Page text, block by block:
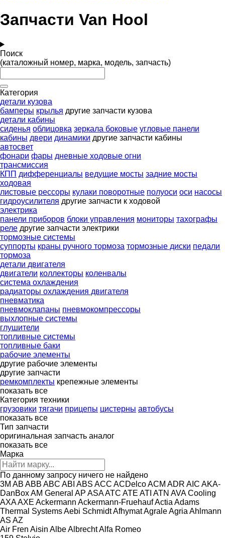
Запчасти Van Hool
Поиск
(каталожный номер, марка, модель, запчасть)
Категория
детали кузова
бамперы крылья другие запчасти кузова
детали кабины
сиденья облицовка зеркала боковые угловые панели
кабины двери динамики другие запчасти кабины
автосвет
фонари фары дневные ходовые огни
трансмиссия
КПП дифференциалы ведущие мосты задние мосты
ходовая
листовые рессоры кулаки поворотные полуоси оси насосы
гидроусилителя другие запчасти к ходовой
электрика
панели приборов блоки управления мониторы тахографы
реле другие запчасти электрики
тормозные системы
суппорты краны ручного тормоза тормозные диски педали
тормоза
детали двигателя
двигатели коллекторы коленвалы
система охлаждения
радиаторы охлаждения двигателя
пневматика
пневмоклапаны пневмокомпрессоры
выхлопные системы
глушители
топливные системы
топливные баки
рабочие элементы
другие рабочие элементы
другие запчасти
ремкомплекты крепежные элементы
показать все
Категория техники
грузовики тягачи прицепы цистерны автобусы
показать все
Тип запчасти
оригинальная запчасть аналог
показать все
Марка
По данному запросу ничего не найдено
3M AB ABB ABC ABI ABS ACC ACDelcoACM ADR AIC AKA-
DanBoxAM General AP ASAATC ATE ATI ATN AVA Cooling
AXAAXE Ackermann Ackermann-FruehaufActia Adams
Thermal SystemsAebi SchmidtAfhymatAgraleAgria Ahlmann
AS AZ
Air Fren Aisin AlbeAlbrechtAlfa Romeo